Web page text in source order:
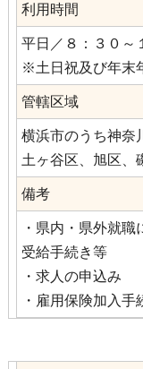
利用時間
平日／８：３０～
※土日祝及び年末
管轄区域
横浜市のうち神奈
土ヶ谷区、旭区、
備考
・県内・県外就
受給手続き等
・求人の申込み
・雇用保険加入手